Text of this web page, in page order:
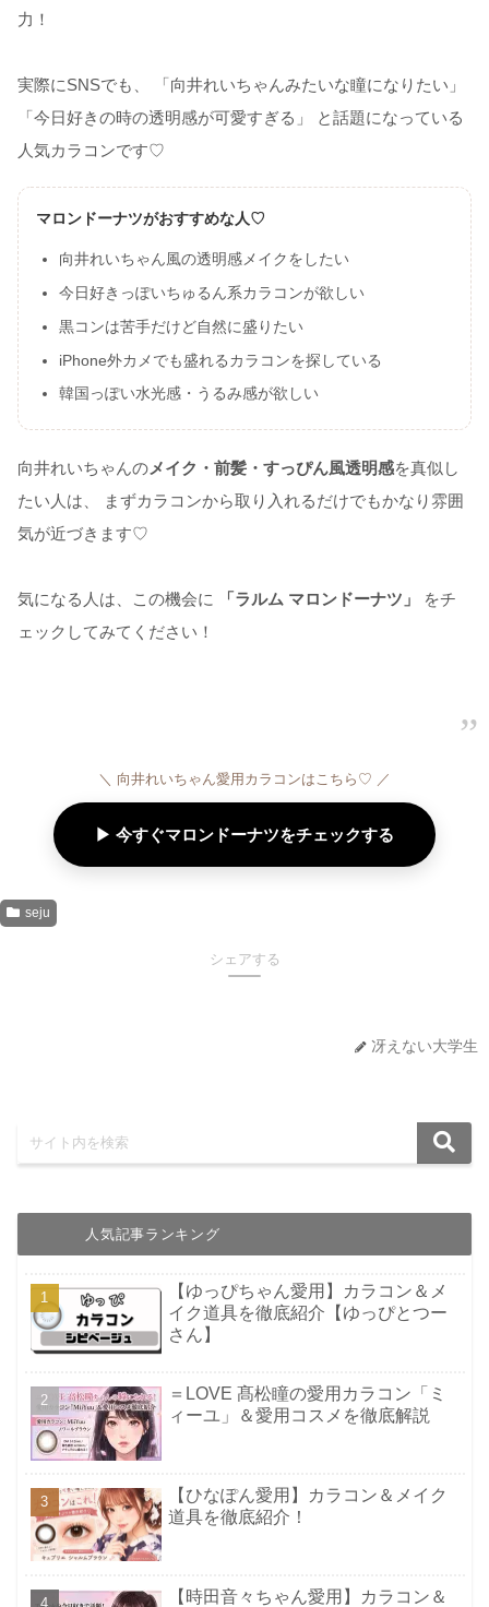
力！
実際にSNSでも、 「向井れいちゃんみたいな瞳になりたい」
「今日好きの時の透明感が可愛すぎる」 と話題になっている
人気カラコンです♡
マロンドーナツがおすすめな人♡
向井れいちゃん風の透明感メイクをしたい
今日好きっぽいちゅるん系カラコンが欲しい
黒コンは苦手だけど自然に盛りたい
iPhone外カメでも盛れるカラコンを探している
韓国っぽい水光感・うるみ感が欲しい
向井れいちゃんのメイク・前髪・すっぴん風透明感を真似し
たい人は、 まずカラコンから取り入れるだけでもかなり雰囲
気が近づきます♡
気になる人は、この機会に 「ラルム マロンドーナツ」
をチ
ェックしてみてください！
＼ 向井れいちゃん愛用カラコンはこちら♡ ／
▶ 今すぐマロンドーナツをチェックする
seju
シェアする
冴えない大学生
人気記事ランキング
【ゆっぴちゃん愛用】カラコン＆メ
イク道具を徹底紹介【ゆっぴとつー
さん】
＝LOVE 髙松瞳の愛用カラコン「ミ
ィーユ」＆愛用コスメを徹底解説
【ひなぽん愛用】カラコン＆メイク
道具を徹底紹介！
【時田音々ちゃん愛用】カラコン＆